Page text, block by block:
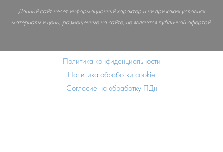
Данный сайт несет информационный характер и ни при каких условиях
материалы и цены, размещенные на сайте, не являются публичной офертой.
Политика конфиденциальности
Политика обработки cookie
Согласие на обработку ПДн